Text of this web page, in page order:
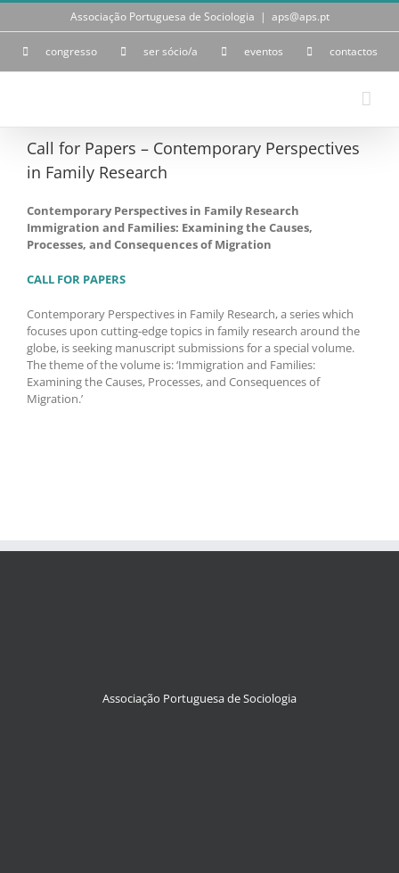
Skip
Associação Portuguesa de Sociologia | aps@aps.pt
congresso ser sócio/a eventos contactos
Call for Papers – Contemporary Perspectives
in Family Research
Contemporary Perspectives in Family Research
Immigration and Families: Examining the Causes,
Processes, and Consequences of Migration
CALL FOR PAPERS
Contemporary Perspectives in Family Research, a series which
focuses upon cutting-edge topics in family research around the
globe, is seeking manuscript submissions for a special volume.
The theme of the volume is: ‘Immigration and Families:
Examining the Causes, Processes, and Consequences of
Migration.’
Associação Portuguesa de Sociologia